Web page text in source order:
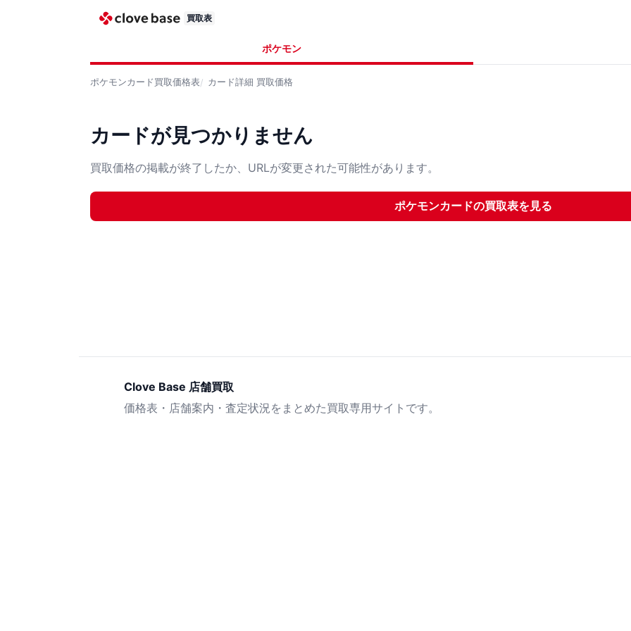
買取表
ポケモン
ポケモンカード買取価格表 カード詳細 買取価格
カードが見つかりません
買取価格の掲載が終了したか、URLが変更された可能性があります。
ポケモンカードの買取表を見る
Clove Base 店舗買取
価格表・店舗案内・査定状況をまとめた買取専用サイトです。